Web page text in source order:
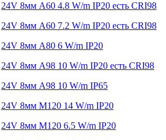
24V 8мм A60 4.8 W/m IP20 есть CRI98
24V 8мм A60 7.2 W/m IP20 есть CRI98
24V 8мм A80 6 W/m IP20
24V 8мм A98 10 W/m IP20 есть CRI98
24V 8мм A98 10 W/m IP65
24V 8мм M120 14 W/m IP20
24V 8мм M120 6.5 W/m IP20